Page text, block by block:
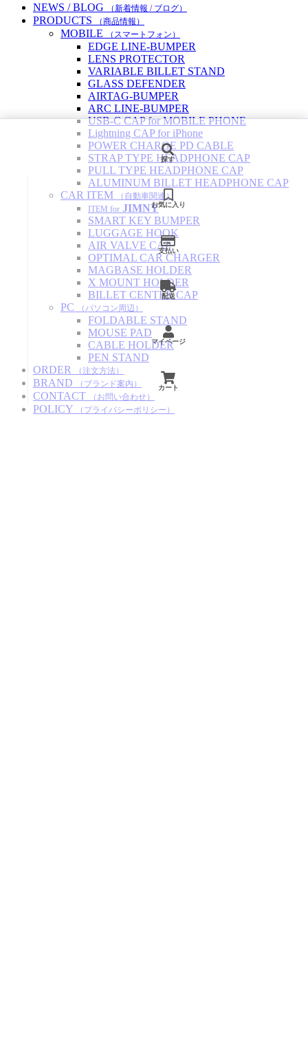
探す
お気に入り
支払い
配送
マイページ
カート
NEWS / BLOG （新着情報 / ブログ）
PRODUCTS （商品情報）
MOBILE （スマートフォン）
EDGE LINE-BUMPER
LENS PROTECTOR
VARIABLE BILLET STAND
GLASS DEFENDER
AIRTAG-BUMPER
ARC LINE-BUMPER
USB-C CAP for MOBILE PHONE
Lightning CAP for iPhone
POWER CHARGE PD CABLE
STRAP TYPE HEADPHONE CAP
PULL TYPE HEADPHONE CAP
ALUMINUM BILLET HEADPHONE CAP
CAR ITEM
（自動車関連）
ITEM for JIMNY
SMART KEY BUMPER
LUGGAGE HOOK
AIR VALVE CAP
OPTIMAL CAR CHARGER
MAGBASE HOLDER
X MOUNT HOLDER
BILLET CENTER CAP
PC
（パソコン周辺）
FOLDABLE STAND
MOUSE PAD
CABLE HOLDER
PEN STAND
ORDER
（注文方法）
BRAND （ブランド案内）
CONTACT （お問い合わせ）
POLICY （プライバシーポリシー）